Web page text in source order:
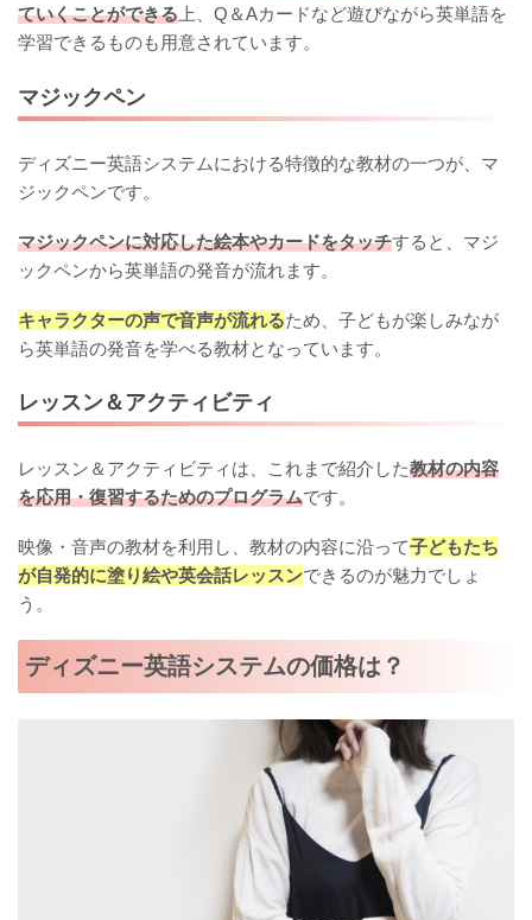
ていくことができる 上、Q＆Aカードなど遊びながら英単語を
学習できるものも用意されています。
マジックペン
ディズニー英語システムにおける特徴的な教材の一つが、マ
ジックペンです。
マジックペンに対応した絵本やカードをタッチすると、マジ
ックペンから英単語の発音が流れます。
キャラクターの声で音声が流れるため、子どもが楽しみなが
ら英単語の発音を学べる教材となっています。
レッスン＆アクティビティ
レッスン＆アクティビティは、これまで紹介した教材の内容
を応用・復習するためのプログラムです。
映像・音声の教材を利用し、教材の内容に沿って子どもたち
が自発的に塗り絵や英会話レッスンできるのが魅力でしょ
う。
ディズニー英語システムの価格は？